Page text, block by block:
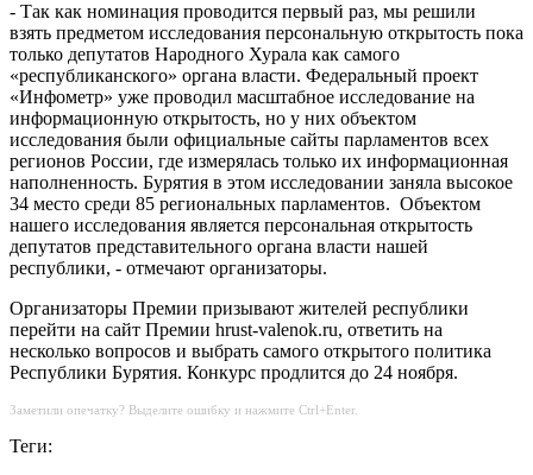
- Так как номинация проводится первый раз, мы решили
взять предметом исследования персональную открытость пока
только депутатов Народного Хурала как самого
«республиканского» органа власти. Федеральный проект
«Инфометр» уже проводил масштабное исследование на
информационную открытость, но у них объектом
исследования были официальные сайты парламентов всех
регионов России, где измерялась только их информационная
наполненность. Бурятия в этом исследовании заняла высокое
34 место среди 85 региональных парламентов. Объектом
нашего исследования является персональная открытость
депутатов представительного органа власти нашей
республики, - отмечают организаторы.
Организаторы Премии призывают жителей республики
перейти на сайт Премии hrust-valenok.ru, ответить на
несколько вопросов и выбрать самого открытого политика
Республики Бурятия. Конкурс продлится до 24 ноября.
Заметили опечатку? Выделите ошибку и нажмите Ctrl+Enter.
Теги: